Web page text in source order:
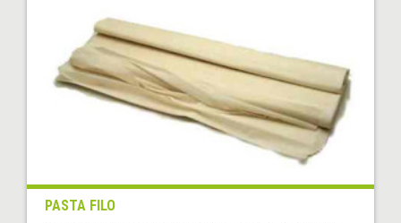
PASTA FILO